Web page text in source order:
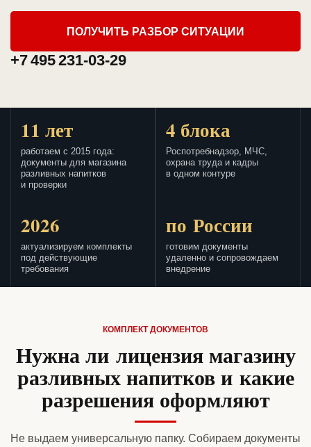
ПОЛУЧИТЬ РАЗБОР СИТУАЦИИ
+7 495 231-03-29
11 лет
работаем с 2015 года:
документы для магазина
разливных напитков
и проверки
4 блока
Роспотребнадзор, МЧС,
охрана труда и кадры
в одном контуре
2026
актуализируем комплекты
под действующие
требования
по России
готовим документы
удаленно и сопровождаем
внедрение
КОМПЛЕКТ ДОКУМЕНТОВ
Нужна ли лицензия магазину
разливных напитков и какие
разрешения оформляют
Не выдаем универсальную папку. Собираем документы